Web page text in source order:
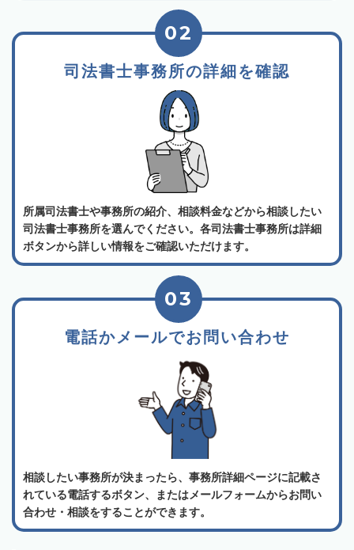
司法書士事務所の詳細を確認
02
所属司法書士や事務所の紹介、相談料金などから相談したい
司法書士事務所を選んでください。各司法書士事務所は詳細
ボタンから詳しい情報をご確認いただけます。
電話かメールでお問い合わせ
03
相談したい事務所が決まったら、事務所詳細ページに記載さ
れている電話するボタン、またはメールフォームからお問い
合わせ・相談をすることができます。